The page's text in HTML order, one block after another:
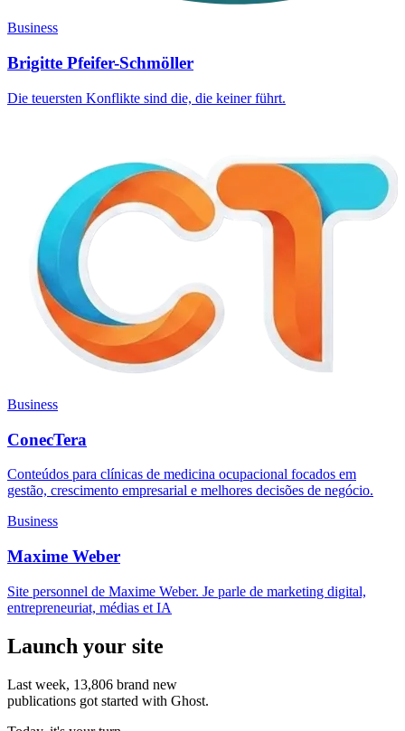
Business
Brigitte Pfeifer-Schmöller
Die teuersten Konflikte sind die, die keiner führt.
Business
ConecTera
Conteúdos para clínicas de medicina ocupacional focados em
gestão, crescimento empresarial e melhores decisões de negócio.
Business
Maxime Weber
Site personnel de Maxime Weber. Je parle de marketing digital,
entrepreneuriat, médias et IA
Launch your site
Last week, 13,806 brand new
publications got started with Ghost.